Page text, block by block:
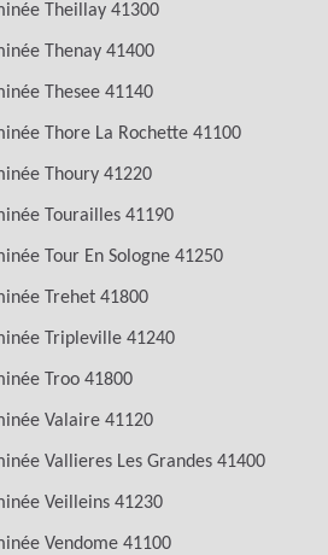
Theillay 41300
Thenay 41400
Thesee 41140
Thore La Rochette 41100
Thoury 41220
Tourailles 41190
Tour En Sologne 41250
Trehet 41800
Tripleville 41240
Troo 41800
Valaire 41120
Vallieres Les Grandes 41400
Veilleins 41230
Vendome 41100